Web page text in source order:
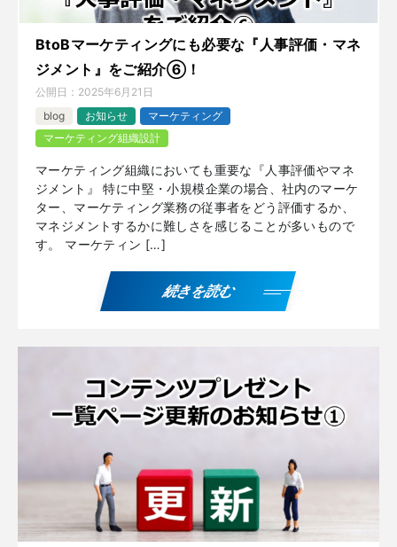
BtoBマーケティングにも必要な『人事評価・マネ
ジメント』をご紹介⑥！
公開日： 2025年6月21日
blog
お知らせ
マーケティング
マーケティング組織設計
マーケティング組織においても重要な『人事評価やマネ
ジメント』 特に中堅・小規模企業の場合、社内のマーケ
ター、マーケティング業務の従事者をどう評価するか、
マネジメントするかに難しさを感じることが多いもので
す。 マーケティン […]
続きを読む